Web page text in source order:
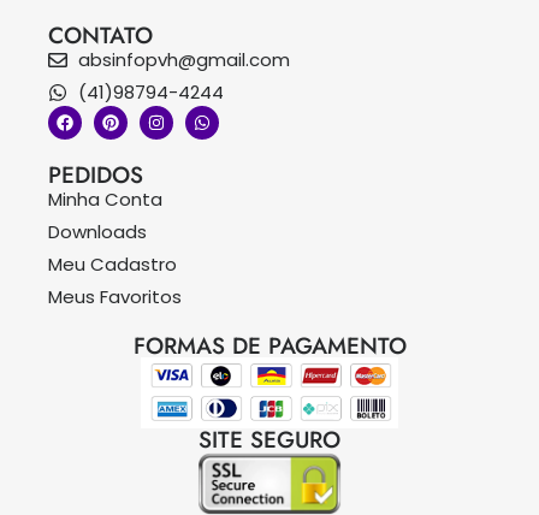
CONTATO
absinfopvh@gmail.com
(41)98794-4244
PEDIDOS
Minha Conta
Downloads
Meu Cadastro
Meus Favoritos
FORMAS DE PAGAMENTO
SITE SEGURO